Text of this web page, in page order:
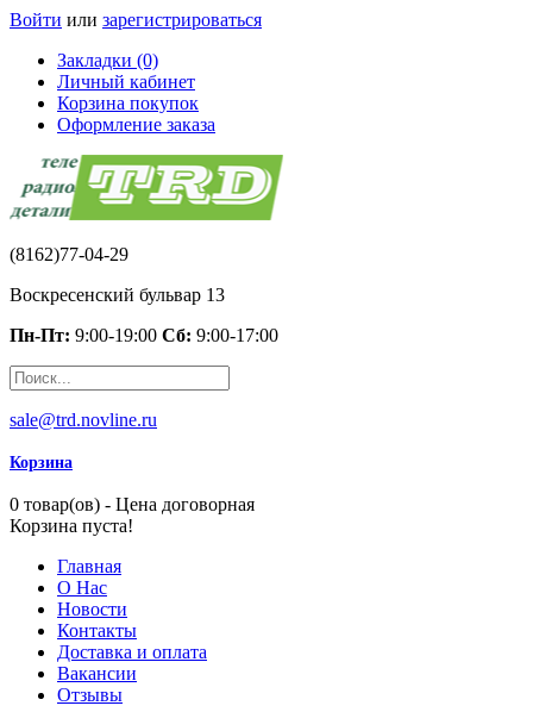
Войти или зарегистрироваться
Закладки (0)
Личный кабинет
Корзина покупок
Оформление заказа
(8162)77-04-29
Воскресенский бульвар 13
Пн-Пт: 9:00-19:00 Сб: 9:00-17:00
sale@trd.novline.ru
Корзина
0 товар(ов) - Цена договорная
Корзина пуста!
Главная
О Нас
Новости
Контакты
Доставка и оплата
Вакансии
Отзывы